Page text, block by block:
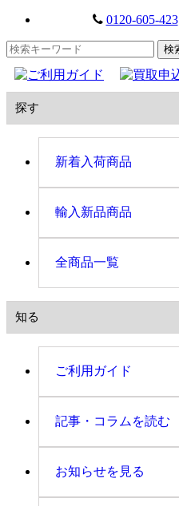
0120-605-423
探す
新着入荷商品
輸入新品商品
全商品一覧
知る
ご利用ガイド
記事・コラムを読む
お知らせを見る